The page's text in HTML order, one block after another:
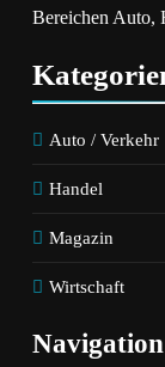
Bereichen Auto,
Auto / Verkehr
Handel
Magazin
Wirtschaft
Navigation